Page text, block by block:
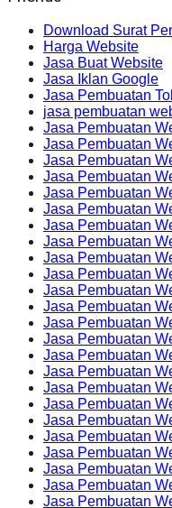
Download Surat
Harga Website
Jasa Buat Website
Jasa Iklan Google
Jasa Pembuatan
jasa pembuatan
Jasa Pembuatan
Jasa Pembuatan
Jasa Pembuatan
Jasa Pembuatan
Jasa Pembuatan
Jasa Pembuatan
Jasa Pembuatan
Jasa Pembuatan
Jasa Pembuatan
Jasa Pembuatan
Jasa Pembuatan
Jasa Pembuatan
Jasa Pembuatan
Jasa Pembuatan
Jasa Pembuatan
Jasa Pembuatan
Jasa Pembuatan
Jasa Pembuatan
Jasa Pembuatan
Jasa Pembuatan
Jasa Pembuatan
Jasa Pembuatan
Jasa Pembuatan
Jasa Pembuatan